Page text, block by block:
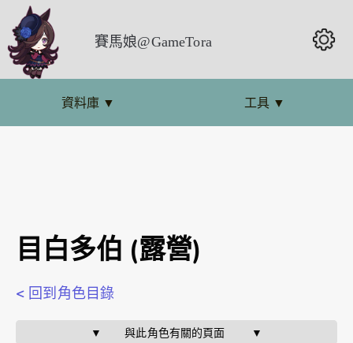
賽馬娘@GameTora
資料庫 ▼ 工具 ▼
目白多伯 (露營)
< 回到角色目錄
▼       與此角色有關的頁面        ▼